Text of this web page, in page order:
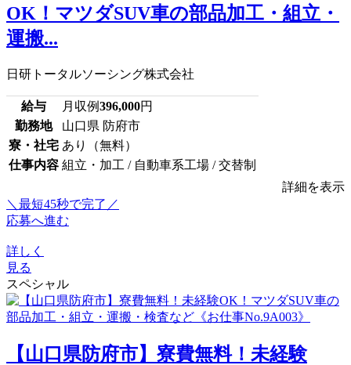
OK！マツダSUV車の部品加工・組立・
運搬...
日研トータルソーシング株式会社
給与 月収例396,000円
勤務地
山口県 防府市
寮・社宅 あり（無料）
仕事内容 組立・加工 / 自動車系工場 / 交替制
詳細を表示
＼最短45秒で完了／
応募へ進む
詳しく
見る
スペシャル
【山口県防府市】寮費無料！未経験